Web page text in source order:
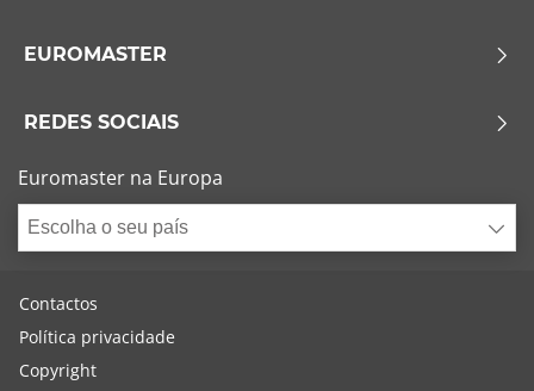
EUROMASTER
REDES SOCIAIS
Euromaster na Europa
Escolha o seu país
Contactos
Política privacidade
Copyright